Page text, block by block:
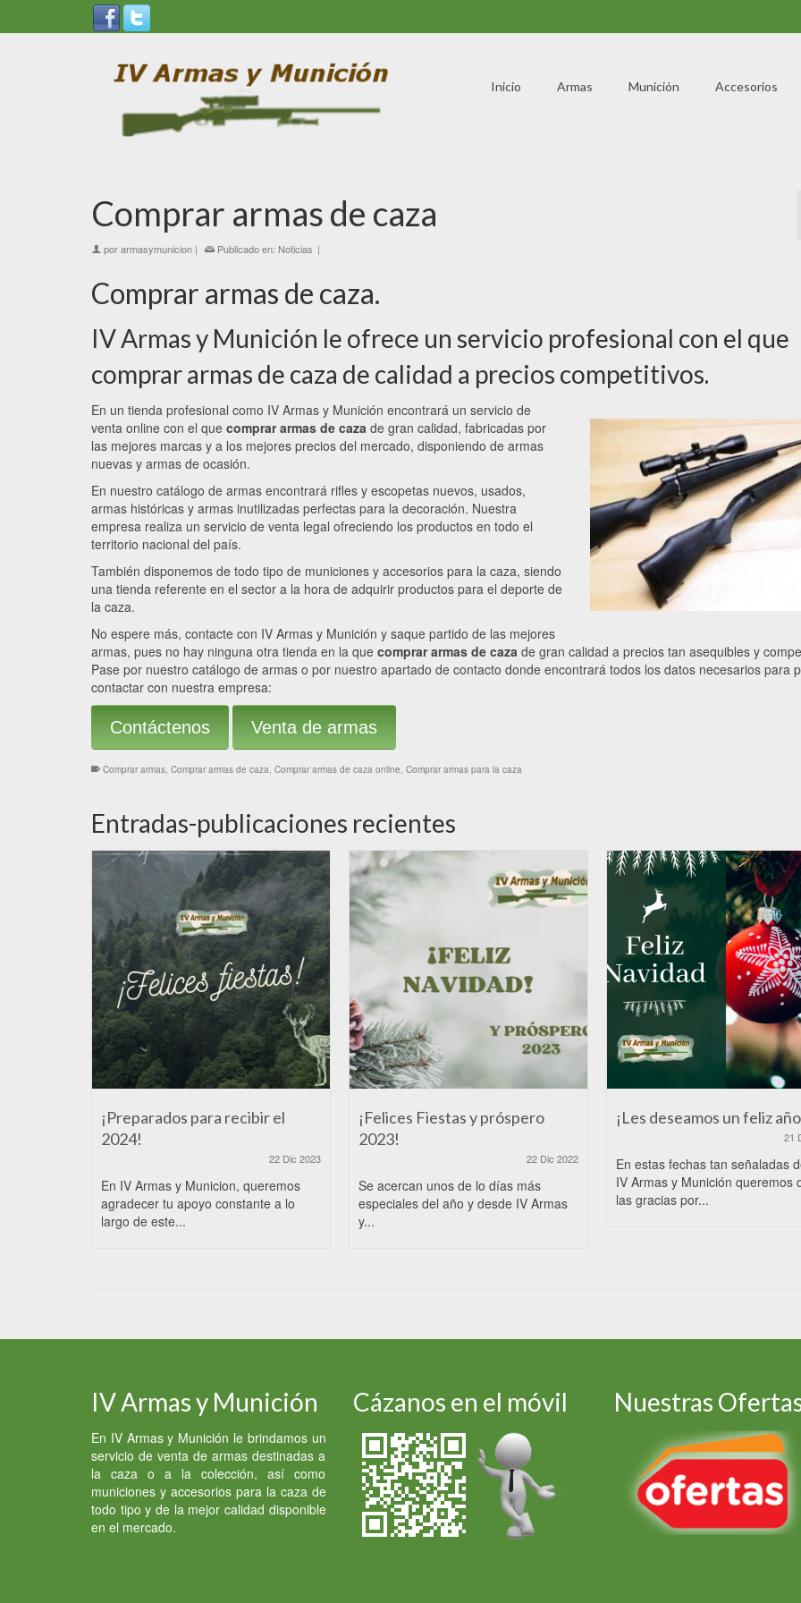
Inicio Armas Munición Accesorios
Comprar armas de caza
porarmasymunicion | Publicado en: Noticias |
Comprar armas de caza.
IV Armas y Munición le ofrece un servicio profesional con el que
comprar armas de caza de calidad a precios competitivos.
En un tienda profesional como IV Armas y Munición encontrará un servicio de
venta online con el que comprar armas de caza de gran calidad, fabricadas por
las mejores marcas y a los mejores precios del mercado, disponiendo de armas
nuevas y armas de ocasión.
En nuestro catálogo de armas encontrará rifles y escopetas nuevos, usados,
armas históricas y armas inutilizadas perfectas para la decoración. Nuestra
empresa realiza un servicio de venta legal ofreciendo los productos en todo el
territorio nacional del país.
También disponemos de todo tipo de municiones y accesorios para la caza, siendo
una tienda referente en el sector a la hora de adquirir productos para el deporte de
la caza.
No espere más, contacte con IV Armas y Munición y saque partido de las mejores
armas, pues no hay ninguna otra tienda en la que comprar armas de caza de gran calidad a precios tan asequibles y
Pase por nuestro catálogo de armas o por nuestro apartado de contacto donde encontrará todos los datos necesarios para
contactar con nuestra empresa:
Contáctenos Venta de armas
Comprar armas, Comprar armas de caza, Comprar armas de caza online, Comprar armas para la caza
Entradas-publicaciones recientes
¡Preparados para recibir el
2024!
22 Dic 2023
En IV Armas y Municion, queremos
agradecer tu apoyo constante a lo
largo de este...
¡Felices Fiestas y próspero
2023!
22 Dic 2022
Se acercan unos de lo días más
especiales del año y desde IV Armas
y...
¡Les deseamos un feliz
21
En estas fechas tan señaladas
IV Armas y Munición queremos
las gracias por...
IV Armas y Munición
En IV Armas y Munición le brindamos un
servicio de venta de armas destinadas a
la caza o a la colección, así como
municiones y accesorios para la caza de
todo tipo y de la mejor calidad disponible
en el mercado.
Cázanos en el móvil Nuestras